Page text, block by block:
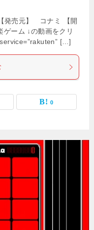
発売元】 コナミ 【開
ーム ↓の動画をクリ
[…]
0